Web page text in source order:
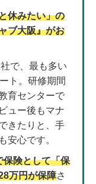
休みたい」の
ブ大阪』がお
で、最も多い
ト。研修期間
育センターで
ュー後もマナ
きたりと、手
安心です。
保険として「保
万円が保障さ